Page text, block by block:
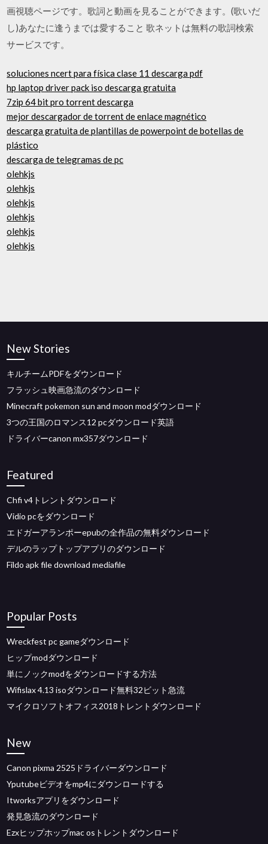
画視聴ページです。歌詞と動画を見ることができます。(歌いだ
し)あなたに逢うまでは愛すること 歌ネットは無料の歌詞検索
サービスです。
soluciones ncert para física clase 11 descarga pdf
hp laptop driver pack iso descarga gratuita
7zip 64 bit pro torrent descarga
mejor descargador de torrent de enlace magnético
descarga gratuita de plantillas de powerpoint de botellas de
plástico
descarga de telegramas de pc
olehkjs
olehkjs
olehkjs
olehkjs
olehkjs
olehkjs
New Stories
キルチームPDFをダウンロード
フラッシュ映画急流のダウンロード
Minecraft pokemon sun and moon modダウンロード
3つの王国のロマンス12 pcダウンロード英語
ドライバーcanon mx357ダウンロード
Featured
Chfi v4トレントダウンロード
Vidio pcをダウンロード
エドガーアランポーepubの全作品の無料ダウンロード
デルのラップトップアプリのダウンロード
Fildo apk file download mediafile
Popular Posts
Wreckfest pc gameダウンロード
ヒップmodダウンロード
単にノックmodをダウンロードする方法
Wifislax 4.13 isoダウンロード無料32ビット急流
マイクロソフトオフィス2018トレントダウンロード
New
Canon pixma 2525ドライバーダウンロード
Yputubeビデオをmp4にダウンロードする
Itworksアプリをダウンロード
発見急流のダウンロード
Ezxヒップホップmac osトレントダウンロード